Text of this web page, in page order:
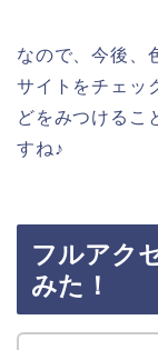
なので、今後、
サイトをチェッ
どをみつけるこ
すね♪
フルアク
みた！